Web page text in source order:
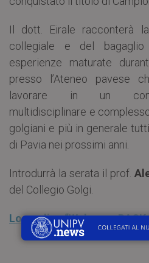
Il dott. Eirale racconterà
collegiale e del
esperienze maturate
presso l’Ateneo pavese
lavorare in un
multidisciplinare e
golgiani e più in generale
di Pavia nei prossimi anni.
Introdurrà la serata il prof.
del Collegio Golgi.
Locandina “Welcome BACK